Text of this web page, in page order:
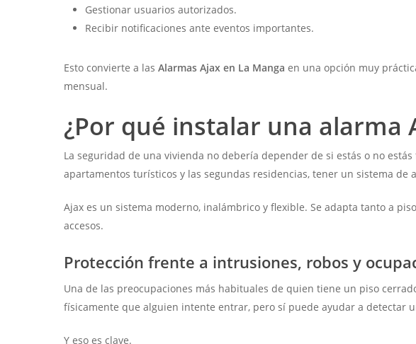
Gestionar usuarios autorizados.
Recibir notificaciones ante eventos importantes.
Esto convierte a lasAlarmas Ajax en La Manga en una opción muy
mensual.
¿Por qué instalar una alarma
La seguridad de una vivienda no debería depender de si estás o no
apartamentos turísticos y las segundas residencias, tener un sistema de
Ajax es un sistema moderno, inalámbrico y flexible. Se adapta tanto a
accesos.
Protección frente a intrusiones, robos y
Una de las preocupaciones más habituales de quien tiene un piso
físicamente que alguien intente entrar, pero sí puede ayudar a detectar
Y eso es clave.